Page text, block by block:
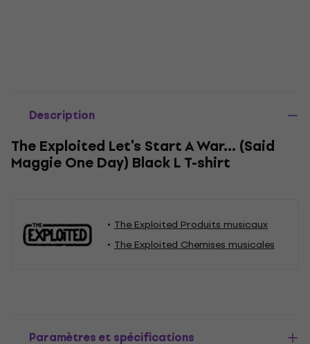
Description
The Exploited Let's Start A War... (Said
Maggie One Day) Black L T-shirt
The Exploited Produits musicaux
The Exploited Chemises musicales
Paramètres et spécifications